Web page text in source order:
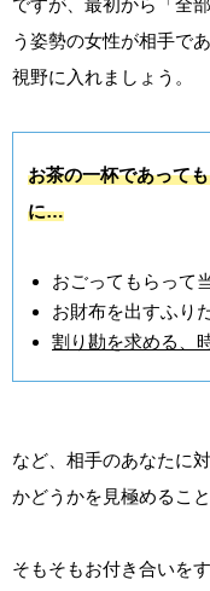
ですが、最初から「全
う姿勢の女性が相手で
視野に入れましょう。
お茶の一杯であって
に…
おごってもらって
お財布を出すふり
割り勘を求める、
など、相手のあなたに
かどうかを見極めるこ
そもそもお付き合いを